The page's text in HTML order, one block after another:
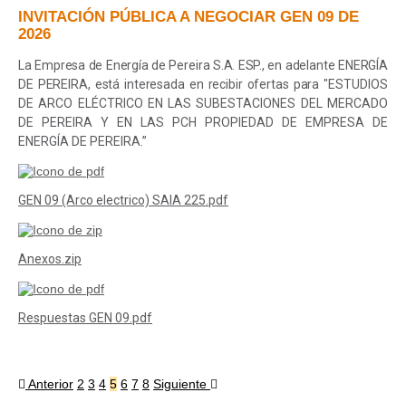
INVITACIÓN PÚBLICA A NEGOCIAR GEN 09 DE
2026
La Empresa de Energía de Pereira S.A. ESP., en adelante ENERGÍA
DE PEREIRA, está interesada en recibir ofertas para "ESTUDIOS
DE ARCO ELÉCTRICO EN LAS SUBESTACIONES DEL MERCADO
DE PEREIRA Y EN LAS PCH PROPIEDAD DE EMPRESA DE
ENERGÍA DE PEREIRA.”
GEN 09 (Arco electrico) SAIA 225.pdf
Anexos.zip
Respuestas GEN 09.pdf
Anterior 2 3 4 5 6 7 8 Siguiente